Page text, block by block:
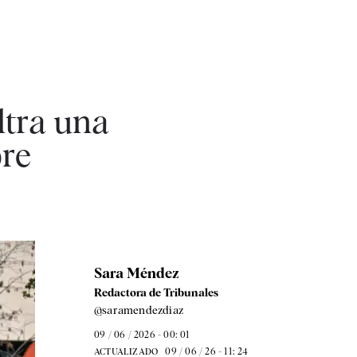
una
Sara Méndez
Redactora de Tribunales
@saramendezdiaz
09 / 06 / 2026 - 00: 01
ACTUALIZADO 09 / 06 / 26 - 11: 24